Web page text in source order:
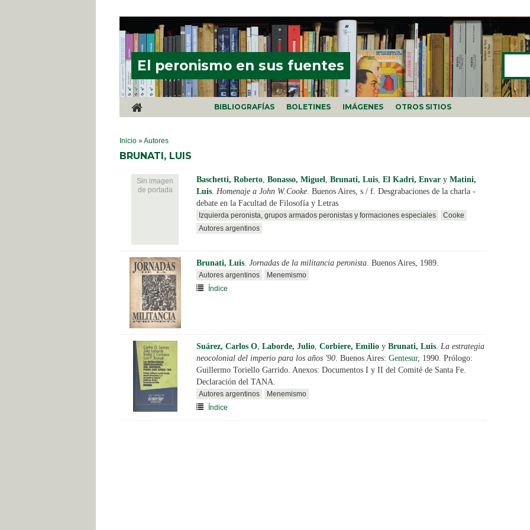
El peronismo en sus fuentes
Buscar
BIBLIOGRAFÍAS BOLETINES IMÁGENES OTROS SITIOS
SE ENCUENTRA USTED AQUÍ
Inicio »Autores
BRUNATI, LUIS
Sin imagen
de portada
Baschetti, Roberto, Bonasso, Miguel, Brunati, Luis, El Kadri, Envar y Matini,
Luis. Homenaje a John W.Cooke. Buenos Aires, s / f. Desgrabaciones de la charla -
debate en la Facultad de Filosofía y Letras
Izquierda peronista, grupos armados peronistas y formaciones especiales
Cooke
Autores argentinos
Brunati, Luis. Jornadas de la militancia peronista. Buenos Aires, 1989.
Autores argentinos
Menemismo
Índice
Suárez, Carlos O, Laborde, Julio, Corbiere, Emilio y Brunati, Luis. La estrategia
neocolonial del imperio para los años '90. Buenos Aires: Gentesur, 1990. Prólogo:
Guillermo Toriello Garrido. Anexos: Documentos I y II del Comité de Santa Fe.
Declaración del TANA.
Autores argentinos
Menemismo
Índice